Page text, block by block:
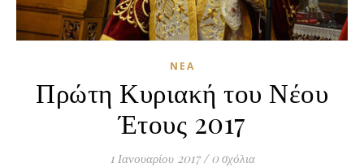
ΝΈΑ
Πρώτη Κυριακή του Νέου
Έτους 2017
1 Ιανουαρίου 2017 / 0 σχόλια